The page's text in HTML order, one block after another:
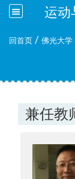
运动
回首页 / 佛光大学
兼任教